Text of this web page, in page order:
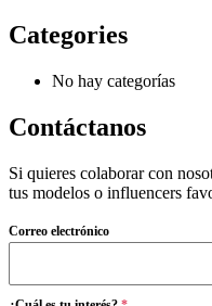
Categories
No hay categorías
Contáctanos
Si quieres colaborar con
tus modelos o influencers
Correo electrónico